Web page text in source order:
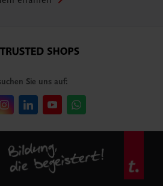
Sie uns auf: